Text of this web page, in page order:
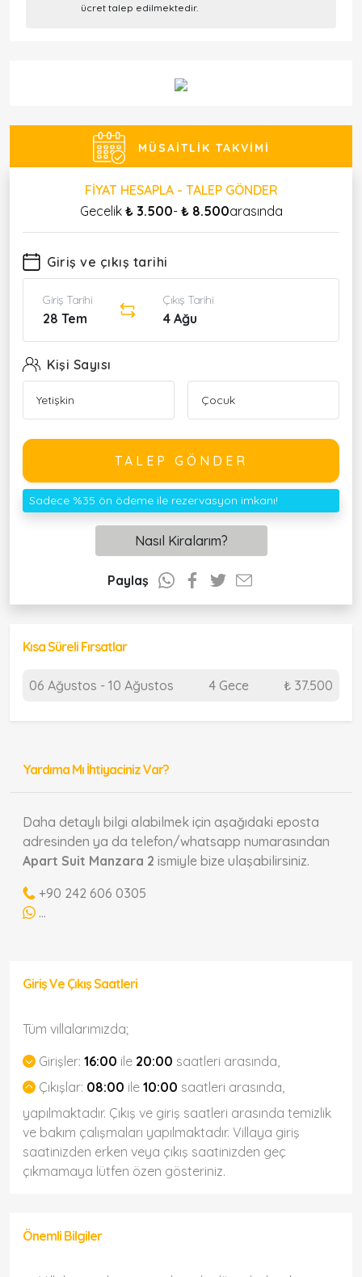
ücret talep edilmektedir.
MÜSAITLIK TAKVIMI
FIYAT HESAPLA - TALEP GÖNDER
Gecelik ₺ 3.500- ₺ 8.500arasında
Giriş ve çıkış tarihi
Giriş Tarihi
28 Tem
Çıkış Tarihi
4 Ağu
Kişi Sayısı
TALEP GÖNDER
Sadece %35 ön ödeme ile rezervasyon imkanı!
Nasıl Kiralarım?
Paylaş
Kısa Süreli Fırsatlar
06 Ağustos - 10 Ağustos 4 Gece ₺ 37.500
Yardıma Mı İhtiyaciniz Var?
Daha detaylı bilgi alabilmek için aşağıdaki eposta
adresinden ya da telefon/whatsapp numarasından
Apart Suit Manzara 2 ismiyle bize ulaşabilirsiniz.
+90 242 606 0305
...
Giriş Ve Çıkış Saatleri
Tüm villalarımızda;
Girişler: 16:00 ile 20:00 saatleri arasında,
Çıkışlar: 08:00 ile 10:00 saatleri arasında,
yapılmaktadır. Çıkış ve giriş saatleri arasında temizlik
ve bakım çalışmaları yapılmaktadır. Villaya giriş
saatinizden erken veya çıkış saatinizden geç
çıkmamaya lütfen özen gösteriniz.
Önemli Bilgiler